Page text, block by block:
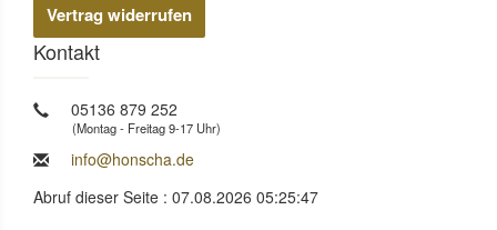
Vertrag widerrufen
Kontakt
05136 879 252
(Montag - Freitag 9-17 Uhr)
info@honscha.de
Abruf dieser Seite : 07.08.2026 05:25:47